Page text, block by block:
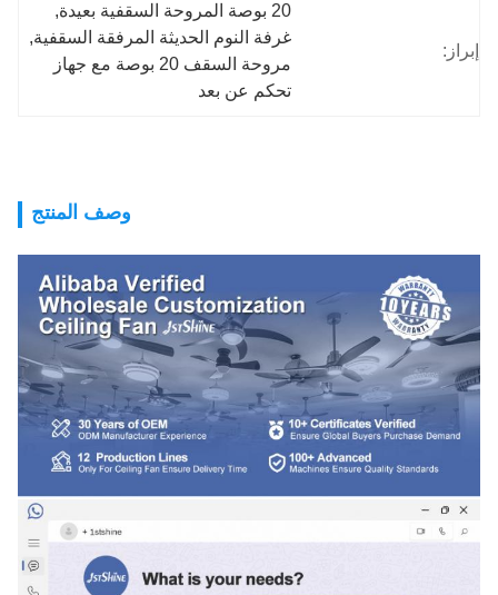
إبراز:
20 بوصة المروحة السقفية بعيدة
,
غرفة النوم الحديثة المرفقة السقفية,
مروحة السقف 20 بوصة مع جهاز
تحكم عن بعد
وصف المنتج